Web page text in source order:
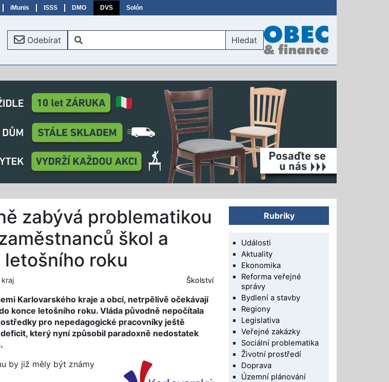
iMunis ISSS DMO DVS Solón
Odebírat Hledat
zabývá problematikou
škol a
roku
Školství
Karlovarského kraje a obcí, netrpělivě očekávají
konce letošního roku. Vláda původně nepočítala
pro nepedagogické pracovníky ještě
který nyní způsobil paradoxně nedostatek
by již měly být známy
Rubriky
Události
Aktuality
Ekonomika
Reforma veřejné
správy
Bydlení a stavby
Regiony
Legislativa
Veřejné zakázky
Sociální problematika
Životní prostředí
Doprava
Územní plánování